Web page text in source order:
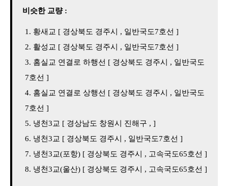
비슷한 교량 :
황새교 [ 경상북도 경주시 , 일반국도7호선 ]
활성교 [ 경상북도 경주시 , 일반국도7호선 ]
홈실교 연결로 하행선 [ 경상북도 경주시 , 일반국도
7호선 ]
홈실교 연결로 상행선 [ 경상북도 경주시 , 일반국도
7호선 ]
냉천3교 [ 경상남도 창원시 진해구 , ]
냉천3교 [ 경상북도 경주시 , 일반국도7호선 ]
냉천3교(포항) [ 경상북도 경주시 , 고속국도65호선 ]
냉천3교(울산) [ 경상북도 경주시 , 고속국도65호선 ]